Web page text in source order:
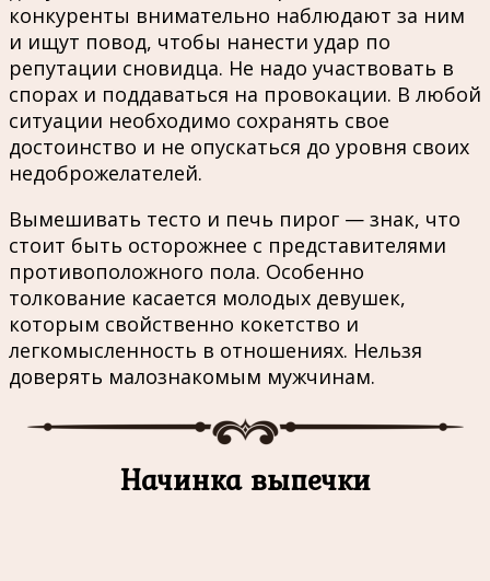
конкуренты внимательно наблюдают за ним
и ищут повод, чтобы нанести удар по
репутации сновидца. Не надо участвовать в
спорах и поддаваться на провокации. В любой
ситуации необходимо сохранять свое
достоинство и не опускаться до уровня своих
недоброжелателей.
Вымешивать тесто и печь пирог — знак, что
стоит быть осторожнее с представителями
противоположного пола. Особенно
толкование касается молодых девушек,
которым свойственно кокетство и
легкомысленность в отношениях. Нельзя
доверять малознакомым мужчинам.
Начинка выпечки